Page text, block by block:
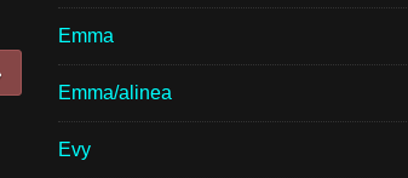
Emma
Emma/alinea
Evy